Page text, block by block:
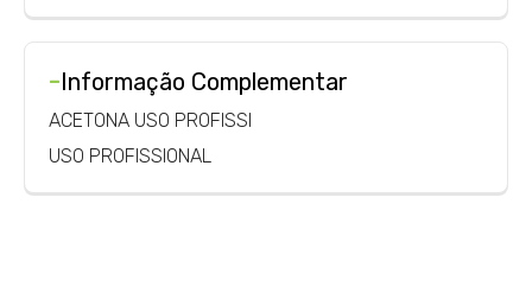
-Informação Complementar
ACETONA USO PROFISSI
USO PROFISSIONAL